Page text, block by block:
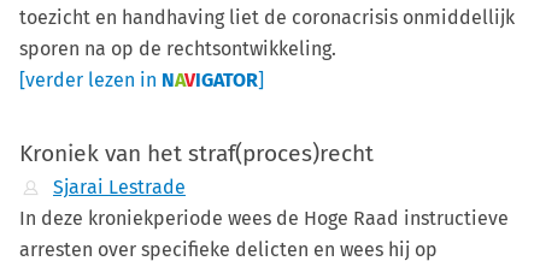
toezicht en handhaving liet de coronacrisis onmiddellijk
sporen na op de rechtsontwikkeling.
[verder lezen in NAVIGATOR]
Kroniek van het straf(proces)recht
Sjarai Lestrade
In deze kroniekperiode wees de Hoge Raad instructieve
arresten over specifieke delicten en wees hij op